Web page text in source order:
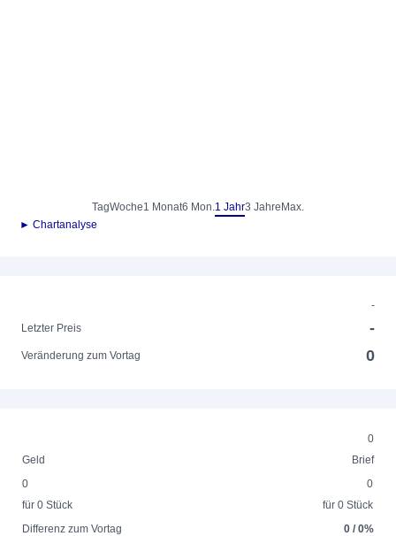
TagWoche1 Monat6 Mon.1 Jahr3 Jahre Max.
► Chartanalyse
-
Letzter Preis
-
Veränderung zum Vortag 0
0
Geld
Brief
0
für 0 Stück
0
für 0 Stück
Differenz zum Vortag
0 / 0%